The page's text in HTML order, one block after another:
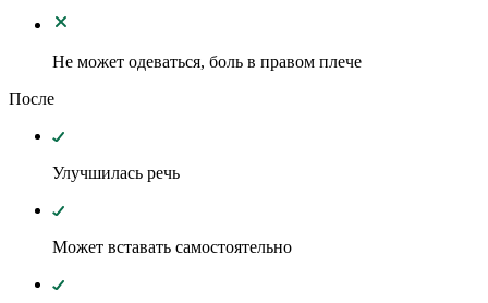
Не может одеваться, боль в правом плече
После
Улучшилась речь
Может вставать самостоятельно